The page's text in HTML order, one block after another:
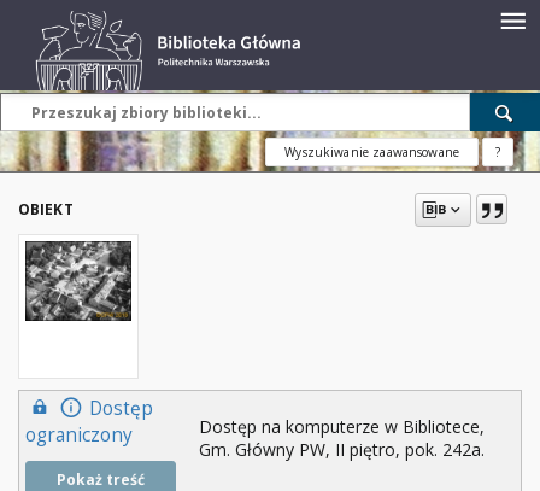
Wyszukiwanie zaawansowane ?
OBIEKT
Dostęp
ograniczony
Pokaż treść
Dostęp na komputerze w Bibliotece,
Gm. Główny PW, II piętro, pok. 242a.